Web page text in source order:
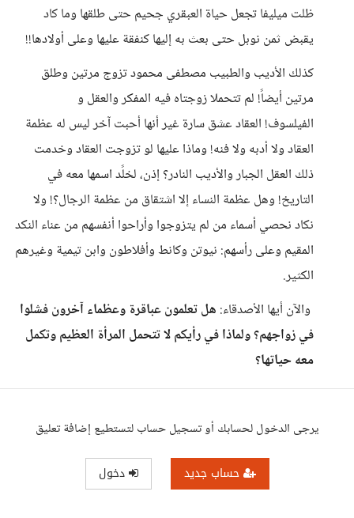
ظلت ميليفا تجعل حياة العبقري جحيم حتى طلقها وما كاد
يقبض ثمن نوبل حتى بعث به إليها كنفقة عليها وعلى أولادها!!
كذلك الأديب والطبيب مصطفى محمود تزوج مرتين وطلق
مرتين أيضاً! لم تتحملا زوجتاه فيه المفكر والعقل و
الفيلسوف! العقاد عشق سارة غير أنها أحبت آخر ليس له عظمة
العقاد ولا أدبه ولا فنه! وماذا عليها لو تزوجت العقاد وخدمت
ذلك العقل الجبار والأديب النادر؟ إذن، لخلًد اسمها معه في
التاريخ! وهل عظمة النساء إلا اشتقاق من عظمة الرجال؟! ولا
نكاد نحصي أسماء من لم يتزوجوا وأراحوا أنفسهم من عناء النكد
المقيم وعلى رأسهم: نيوتن وكانط وأفلاطون وابن تيمية وغيرهم
الكثير.
والآن أيها الأصدقاء: هل تعلمون عباقرة وعظماء آخرون فشلوا
في زواجهم؟ ولماذا في رأيكم لا تتحمل المرأة العظيم وتكمل
معه حياتها؟
يرجى الدخول لحسابك أو تسجيل حساب لتستطيع إضافة تعليق
حساب جديد دخول